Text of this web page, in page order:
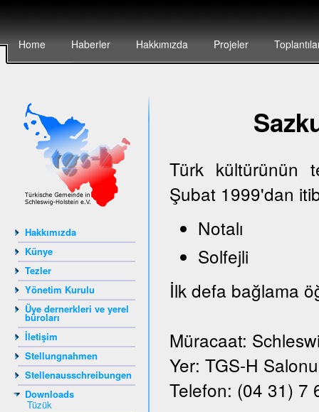
Home Haberler Hakkımızda Projeler
Hakkımızda
Künye
Tezler
Yönetim Kurulu
Üye dernerkleri ve yerel
büroları
İletişim
Stellungnahmen
Stellenausschreibungen
Downloads
Tüzük
Türk kültürünün
Şubat 1999'dan
Notalı
Solfejli
İlk defa bağlama
Müracaat:
Yer: TGS-H
Telefon: (04 31) 7